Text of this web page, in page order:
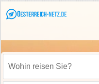
Wohin reisen Sie?